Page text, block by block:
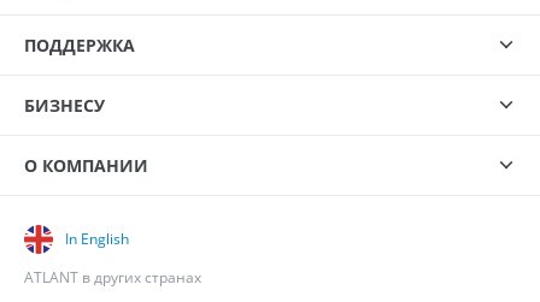
ПОДДЕРЖКА
БИЗНЕСУ
О КОМПАНИИ
In English
ATLANT в других странах